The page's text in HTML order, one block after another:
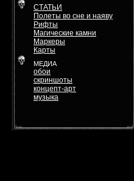
СТАТЬИ
Полеты во сне и наяву
Рифты
Магические камни
Маркеры
Карты
МЕДИА
обои
скриншоты
концепт-арт
музыка